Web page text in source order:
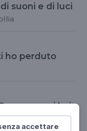
accettare
suoni e di luci
ho perduto
non mi hai